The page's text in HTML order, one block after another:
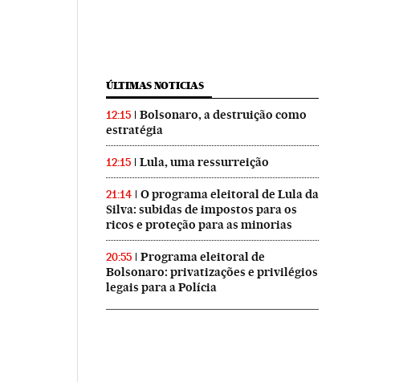
ÚLTIMAS NOTICIAS
12:15
Bolsonaro, a destruição como
estratégia
12:15 Lula, uma ressurreição
21:14
O programa eleitoral de Lula da
Silva: subidas de impostos para os
ricos e proteção para as minorias
20:55
Programa eleitoral de
Bolsonaro: privatizações e privilégios
legais para a Polícia